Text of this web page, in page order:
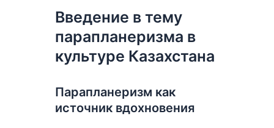
Введение в тему
парапланеризма в
культуре Казахстана
Парапланеризм как
источник вдохновения